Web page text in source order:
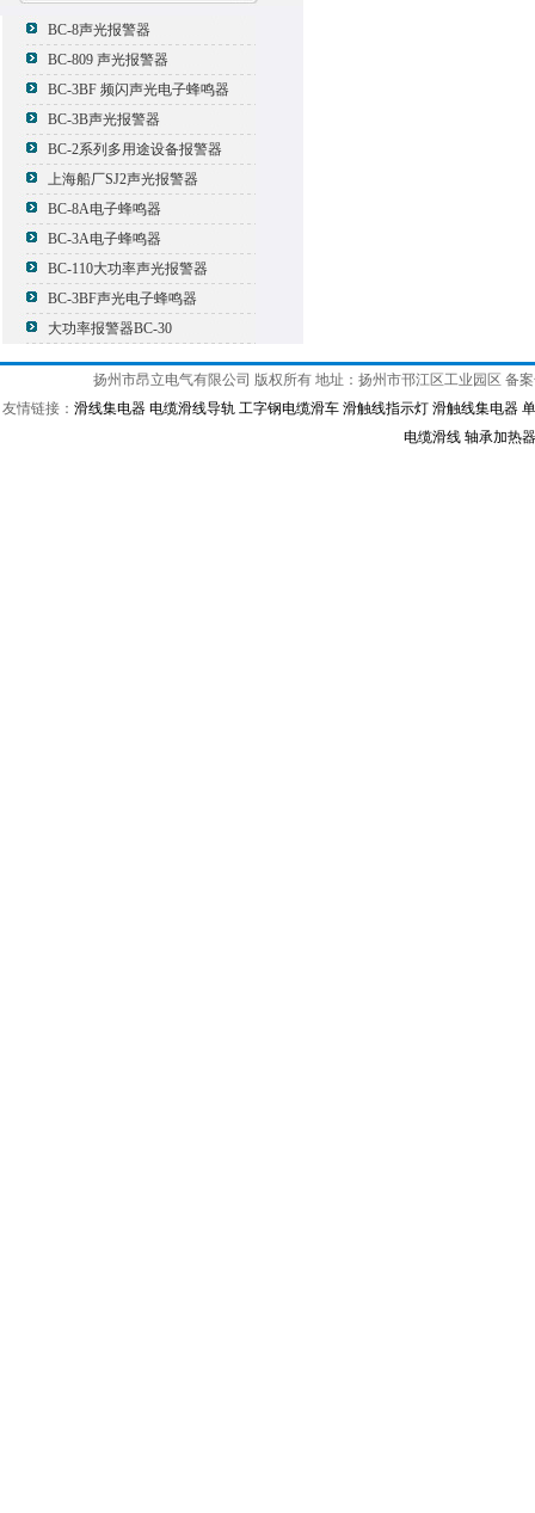
BC-8声光报警器
BC-809 声光报警器
BC-3BF 频闪声光电子蜂鸣器
BC-3B声光报警器
BC-2系列多用途设备报警器
上海船厂SJ2声光报警器
BC-8A电子蜂鸣器
BC-3A电子蜂鸣器
BC-110大功率声光报警器
BC-3BF声光电子蜂鸣器
大功率报警器BC-30
扬州市昂立电气有限公司 版权所有 地址：扬州市邗江区工业园区 备
友情链接： 滑线集电器 电缆滑线导轨 工字钢电缆滑车 滑触线指示灯 滑触线集电器
电缆滑线 轴承加热器